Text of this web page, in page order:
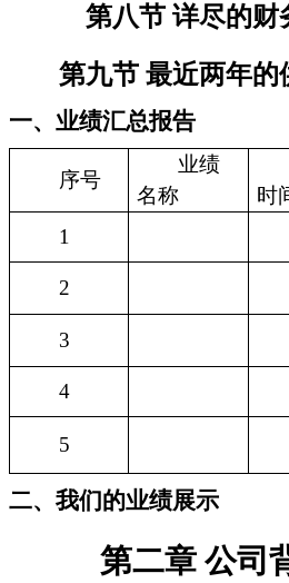
第八节 详尽的财
第九节 最近两年的
一、业绩汇总报告
序号
业绩
名称
时
1
2
3
4
5
二、我们的业绩展示
第二章 公司